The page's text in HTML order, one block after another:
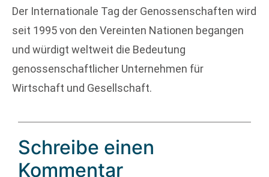
Der Internationale Tag der Genossenschaften wird
seit 1995 von den Vereinten Nationen begangen
und würdigt weltweit die Bedeutung
genossenschaftlicher Unternehmen für
Wirtschaft und Gesellschaft.
Schreibe einen
Kommentar